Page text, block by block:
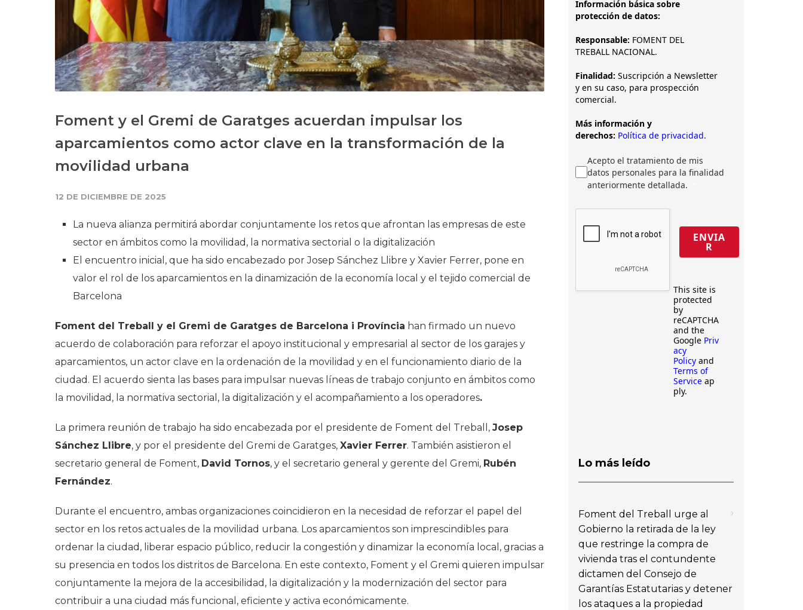
Biblioteca Archivo
Sede Social
Foment y el Gremi de Garatges acuerdan impulsar los
aparcamientos como actor clave en la transformación de la
movilidad urbana
12 DE DICIEMBRE DE 2025
La nueva alianza permitirá abordar conjuntamente los retos que afrontan las empresas de este
sector en ámbitos como la movilidad, la normativa sectorial o la digitalización
El encuentro inicial, que ha sido encabezado por Josep Sánchez Llibre y Xavier Ferrer, pone en
valor el rol de los aparcamientos en la dinamización de la economía local y el tejido comercial de
Barcelona
Foment del Treball y el Gremi de Garatges de Barcelona i Província han firmado un nuevo
acuerdo de colaboración para reforzar el apoyo institucional y empresarial al sector de los garajes y
aparcamientos, un actor clave en la ordenación de la movilidad y en el funcionamiento diario de la
ciudad. El acuerdo sienta las bases para impulsar nuevas líneas de trabajo conjunto en ámbitos como
la movilidad, la normativa sectorial, la digitalización y el acompañamiento a los operadores.
La primera reunión de trabajo ha sido encabezada por el presidente de Foment del Treball, Josep
Sánchez Llibre, y por el presidente del Gremi de Garatges, Xavier Ferrer. También asistieron el
secretario general de Foment, David Tornos, y el secretario general y gerente del Gremi, Rubén
Fernández.
Durante el encuentro, ambas organizaciones coincidieron en la necesidad de reforzar el papel del
sector en los retos actuales de la movilidad urbana. Los aparcamientos son imprescindibles para
ordenar la ciudad, liberar espacio público, reducir la congestión y dinamizar la economía local, gracias a
su presencia en todos los distritos de Barcelona. En este contexto, Foment y el Gremi quieren impulsar
conjuntamente la mejora de la accesibilidad, la digitalización y la modernización del sector para
contribuir a una ciudad más funcional, eficiente y activa económicamente.
Información básica sobre
protección de datos:
Responsable: FOMENT DEL
TREBALL NACIONAL.
Finalidad: Suscripción a Newsletter
y en su caso, para prospección
comercial.
Más información y
derechos: Política de privacidad.
Acepto el tratamiento de mis
datos personales para la finalidad
anteriormente detallada.
ENVIA
R
This site is
protected
by
reCAPTCHA
and the
Google Priv
acy
Policy and
Terms of
Service ap
ply.
Lo más leído
Foment del Treball urge al
Gobierno la retirada de la ley
que restringe la compra de
vivienda tras el contundente
dictamen del Consejo de
Garantías Estatutarias y detener
los ataques a la propiedad